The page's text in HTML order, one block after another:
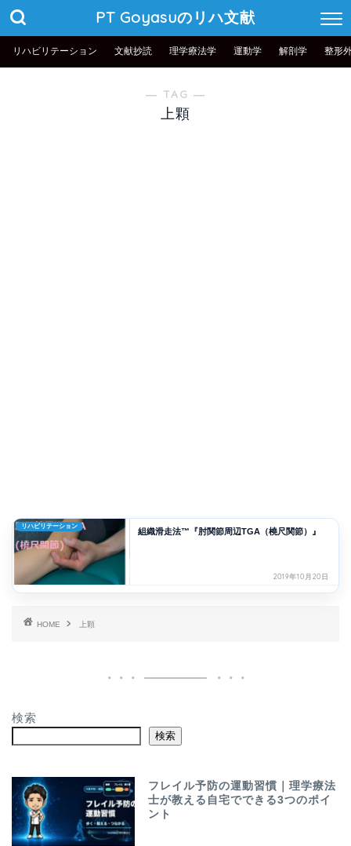
PT Goyasuのリハ文献
リハビリテーション 文献抄読 理学療法学 運動学 解剖学 整形
― TAG ―
上顆
リハビリテーション
組織滑走法™『肘関節周辺TGA（橈尺関節）』
2019年10月20日
HOME 上顆
検索
検索
フレイル予防の運動習慣｜理学療法
士が教える自宅でできる3つのポイ
ント